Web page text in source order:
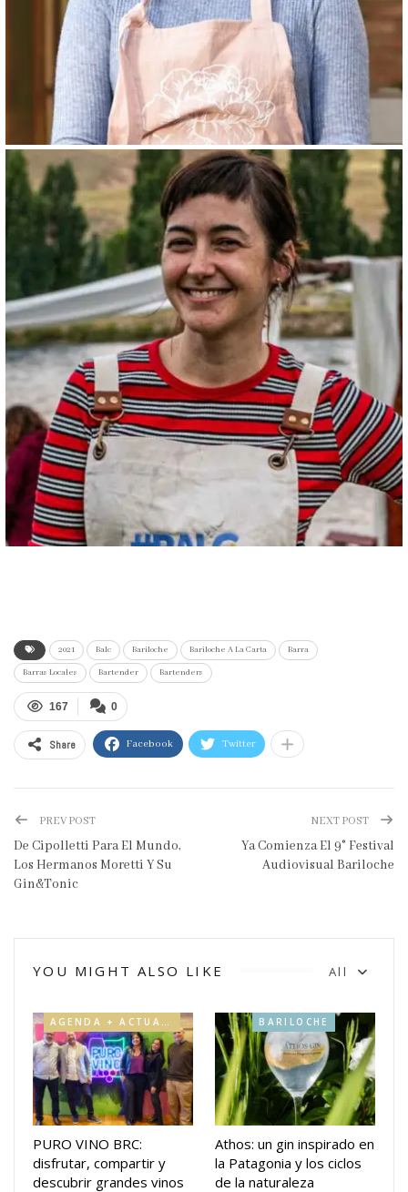
2021 Balc Bariloche Bariloche A La Carta Barra
Barras Locales Bartender Bartenders
0
167
Share Facebook Twitter
PREV POST
De Cipolletti Para El Mundo,
Los Hermanos Moretti Y Su
Gin&Tonic
NEXT POST
Ya Comienza El 9° Festival
Audiovisual Bariloche
All
YOU MIGHT ALSO LIKE
AGENDA + ACTUALIDAD
PURO VINO BRC:
disfrutar, compartir y
descubrir grandes vinos
BARILOCHE
Athos: un gin inspirado en
la Patagonia y los ciclos
de la naturaleza